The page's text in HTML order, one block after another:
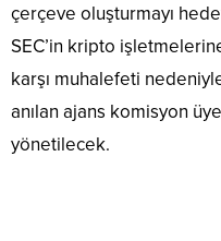
çerçeve oluşturmayı
SEC’in kripto
karşı muhalefeti
anılan ajans komisyon
yönetilecek.